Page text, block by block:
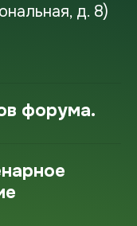
д. 8)
форума.